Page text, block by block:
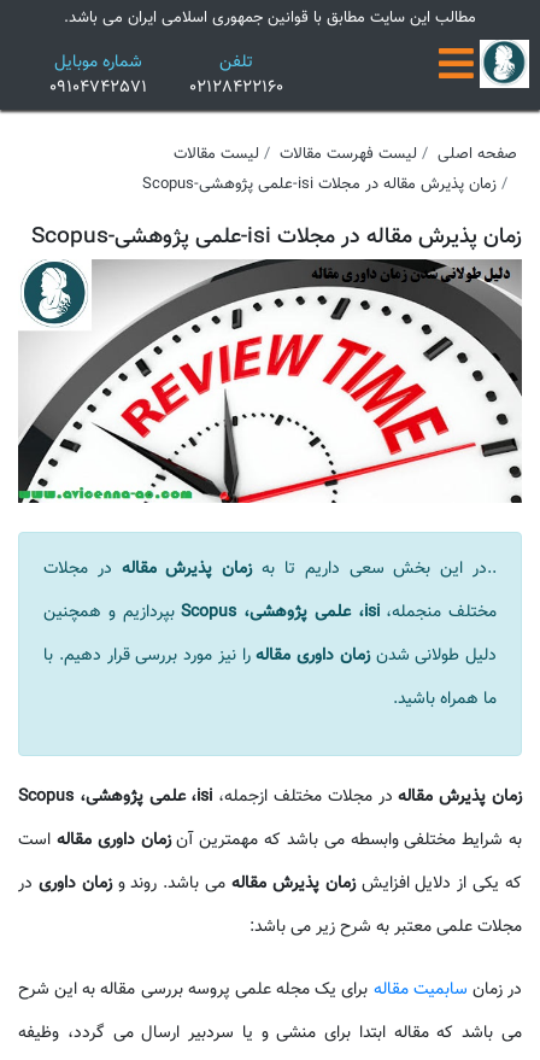
مطالب این سایت مطابق با قوانین جمهوری اسلامی ایران می باشد.
شماره موبایل
09104742571
تلفن
02128422160
×
صفحه اصلی لیست فهرست مقالات
لیست مقالات
زمان پذیرش مقاله در مجلات isi-علمی پژوهشی-Scopus
زمان پذیرش مقاله در مجلات isi-علمی پژوهشی-Scopus
..در این بخش سعی داریم تا بهزمان پذیرش مقاله در مجلات
مختلف منجمله،isi، علمی پژوهشی، Scopus
بپردازیم و همچنین
دلیل طولانی شدنزمان داوری مقالهرا نیز مورد بررسی قرار دهیم. با
ما همراه باشید.
زمان پذیرش مقالهدر مجلات مختلف ازجمله، isi، علمی پژوهشی، Scopus
به شرایط مختلفی وابسطه می باشد که مهمترین آنزمان داوری مقاله است
که یکی از دلایل افزایشزمان پذیرش مقالهمی باشد. روند وزمان داوری در
مجلات علمی معتبر به شرح زیر می باشد:
در زمان سابمیت مقاله برای یک مجله علمی پروسه بررسی مقاله به این شرح
می باشد که مقاله ابتدا برای منشی و یا سردبیر ارسال می گردد، وظیفه